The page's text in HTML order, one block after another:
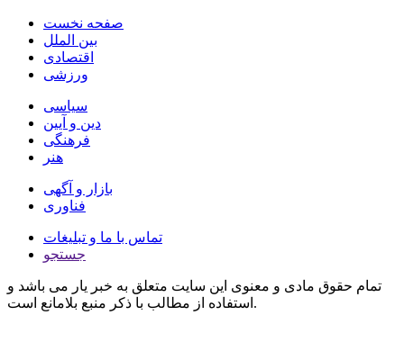
صفحه نخست
بین الملل
اقتصادی
ورزشی
سیاسی
دین و آیین
فرهنگی
هنر
بازار و آگهی
فناوری
تماس با ما و تبلیغات
جستجو
تمام حقوق مادی و معنوی این سایت متعلق به خبر یار می باشد و
استفاده از مطالب با ذکر منبع بلامانع است.